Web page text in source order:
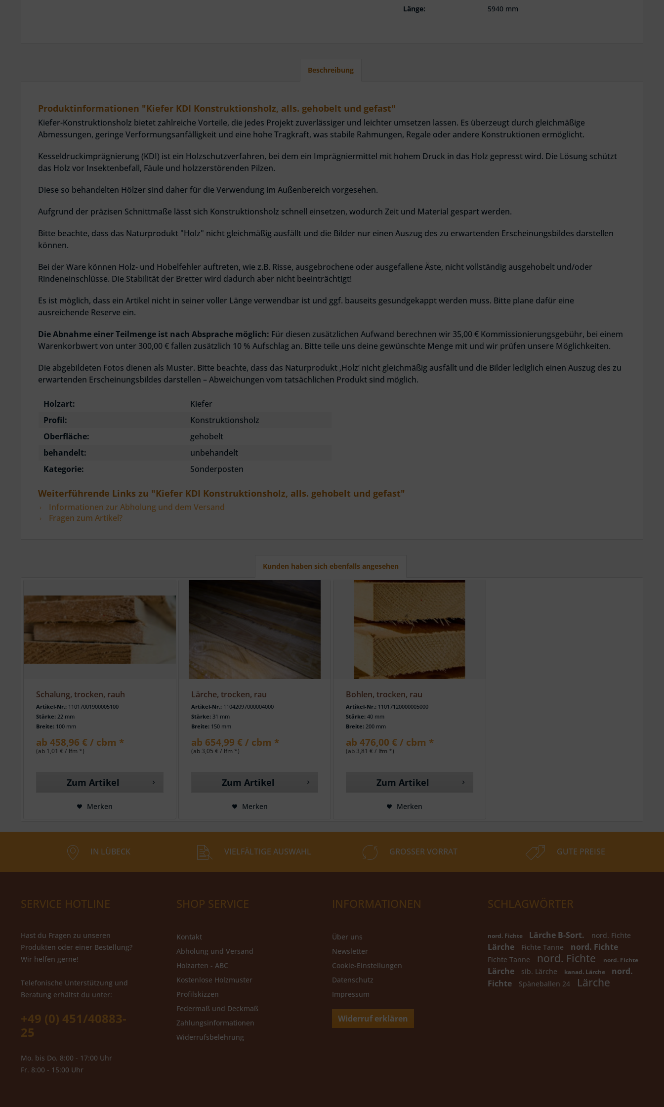
Länge:
5940 mm
Beschreibung
Produktinformationen "Kiefer KDI Konstruktionsholz, alls. gehobelt und gefast"
Kiefer-Konstruktionsholz bietet zahlreiche Vorteile, die jedes Projekt zuverlässiger und leichter umsetzen lassen. Es überzeugt durch gleichmäßige
Abmessungen, geringe Verformungsanfälligkeit und eine hohe Tragkraft, was stabile Rahmungen, Regale oder andere Konstruktionen ermöglicht.
Kesseldruckimprägnierung (KDI) ist ein Holzschutzverfahren, bei dem ein Imprägniermittel mit hohem Druck in das Holz gepresst wird. Die Lösung schützt
das Holz vor Insektenbefall, Fäule und holzzerstörenden Pilzen.
Diese so behandelten Hölzer sind daher für die Verwendung im Außenbereich vorgesehen.
Aufgrund der präzisen Schnittmaße lässt sich Konstruktionsholz schnell einsetzen, wodurch Zeit und Material gespart werden.
Bitte beachte, dass das Naturprodukt "Holz" nicht gleichmäßig ausfällt und die Bilder nur einen Auszug des zu erwartenden Erscheinungsbildes darstellen
können.
Bei der Ware können Holz- und Hobelfehler auftreten, wie z.B. Risse, ausgebrochene oder ausgefallene Äste, nicht vollständig ausgehobelt und/oder
Rindeneinschlüsse. Die Stabilität der Bretter wird dadurch aber nicht beeinträchtigt!
Es ist möglich, dass ein Artikel nicht in seiner voller Länge verwendbar ist und ggf. bauseits gesundgekappt werden muss. Bitte plane dafür eine
ausreichende Reserve ein.
Die Abnahme einer Teilmenge ist nach Absprache möglich: Für diesen zusätzlichen Aufwand berechnen wir 35,00 € Kommissionierungsgebühr, bei einem
Warenkorbwert von unter 300,00 € fallen zusätzlich 10 % Aufschlag an. Bitte teile uns deine gewünschte Menge mit und wir prüfen unsere Möglichkeiten.
Die abgebildeten Fotos dienen als Muster. Bitte beachte, dass das Naturprodukt ‚Holz‘ nicht gleichmäßig ausfällt und die Bilder lediglich einen Auszug des zu
erwartenden Erscheinungsbildes darstellen – Abweichungen vom tatsächlichen Produkt sind möglich.
Holzart:
Kiefer
Profil:
Konstruktionsholz
Oberfläche:
gehobelt
behandelt:
unbehandelt
Kategorie:
Sonderposten
Weiterführende Links zu "Kiefer KDI Konstruktionsholz, alls. gehobelt und gefast"
Informationen zur Abholung und dem Versand
Fragen zum Artikel?
Kunden haben sich ebenfalls angesehen
Schalung, trocken, rauh
Artikel-Nr.: 11017001900005100
Stärke: 22 mm
Breite: 100 mm
ab 458,96 € / cbm *
(ab 1,01 € / lfm *)
Zum Artikel
Merken
Lärche, trocken, rau
Artikel-Nr.: 11042097000004000
Stärke: 31 mm
Breite: 150 mm
ab 654,99 € / cbm *
(ab 3,05 € / lfm *)
Zum Artikel
Merken
Bohlen, trocken, rau
Artikel-Nr.: 11017120000005000
Stärke: 40 mm
Breite: 200 mm
ab 476,00 € / cbm *
(ab 3,81 € / lfm *)
Zum Artikel
Merken
IN LÜBECK VIELFÄLTIGE AUSWAHL GROSSER VORRAT GUTE PREISE
SERVICE HOTLINE
Hast du Fragen zu unseren
Produkten oder einer Bestellung?
Wir helfen gerne!
Telefonische Unterstützung und
Beratung erhältst du unter:
+49 (0) 451/40883-
25
Mo. bis Do. 8:00 - 17:00 Uhr
Fr. 8:00 - 15:00 Uhr
SHOP SERVICE
Kontakt
Abholung und Versand
Holzarten - ABC
Kostenlose Holzmuster
Profilskizzen
Federmaß und Deckmaß
Zahlungsinformationen
Widerrufsbelehrung
INFORMATIONEN
Über uns
Newsletter
Cookie-Einstellungen
Datenschutz
Impressum
Widerruf erklären
SCHLAGWÖRTER
nord. Fichte Lärche B-Sort. nord. Fichte
Lärche Fichte Tanne nord. Fichte
Fichte Tanne nord. Fichte nord. Fichte
Lärche sib. Lärche kanad. Lärche
nord.
Fichte
Späneballen 24 Lärche